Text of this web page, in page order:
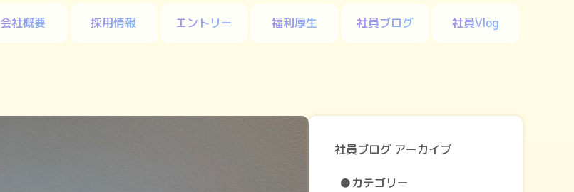
会社概要 採用情報 エントリー 福利厚生 社員ブログ 社員Vlog
社員ブログ アーカイブ
●カテゴリー